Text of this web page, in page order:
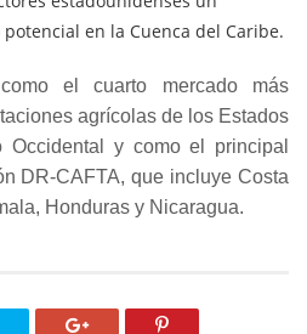
en la Cuenca del Caribe.
el cuarto mercado más
agrícolas de los Estados
y como el principal
DR-CAFTA, que incluye Costa
Honduras y Nicaragua.